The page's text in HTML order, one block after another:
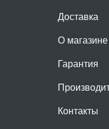
Доставка
О магазине
Гарантия
Контакты